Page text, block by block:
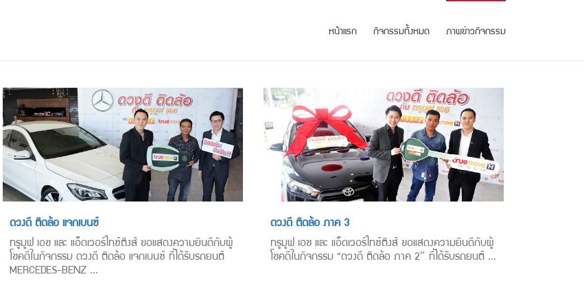
หน้าแรก กิจกรรมทั้งหมด ภาพข่าวกิจกรรม
ดวงดี ติดล้อ แจกเบนซ์
ทรูมูฟ เอช และ แอ็ดเวอร์ไทซ์ติงส์ ขอแสดงความยินดีกับผู้
โชคดีในกิจกรรม ดวงดี ติดล้อ แจกเบนซ์ ที่ได้รับรถยนต์
MERCEDES-BENZ ...
ดวงดี ติดล้อ ภาค 3
ทรูมูฟ เอช และ แอ็ดเวอร์ไทซ์ติงส์ ขอแสดงความยินดีกับผู้
โชคดีในกิจกรรม “ดวงดี ติดล้อ ภาค 2″ ที่ได้รับรถยนต์ ...